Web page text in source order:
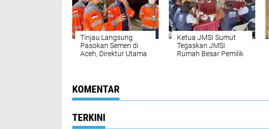
‎Tinjau Langsung
Pasokan Semen di
Aceh, ‎Direktur Utama
Ketua JMSI Sumut
Tegaskan JMSI
Rumah Besar Pemilik
KOMENTAR
TERKINI